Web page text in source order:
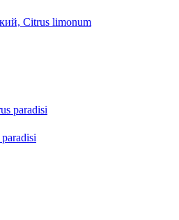
Citrus limonum